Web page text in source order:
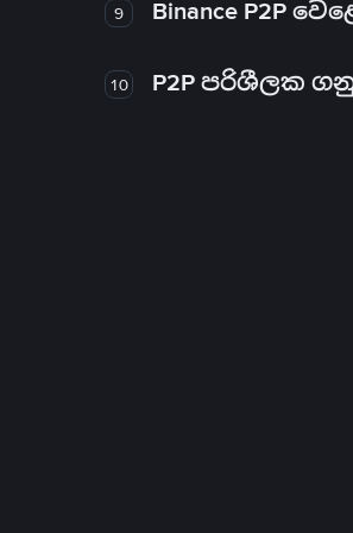
9 Binance P2P
10 P2P පරිශීලක